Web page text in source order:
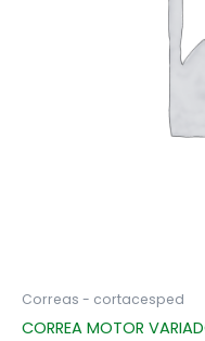
Correas - cortacesped
CORREA MOTOR